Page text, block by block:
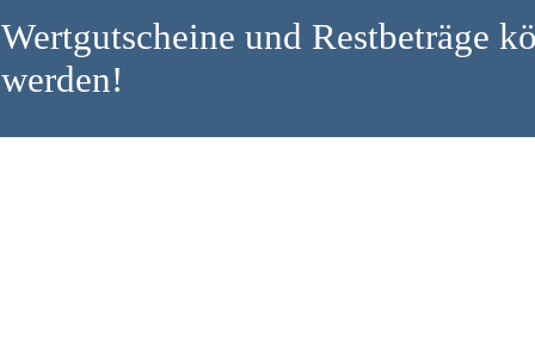
Wertgutscheine und Restbeträge
werden!